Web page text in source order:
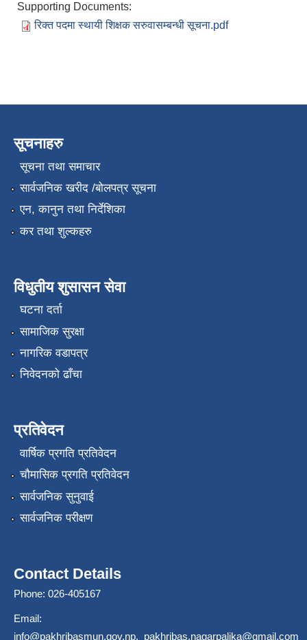
Supporting Documents:
रिक्त पदमा स्थायी शिक्षक सरुवासम्बन्धी सूचना.pdf
सूचनाहरु
सूचना तथा समाचार
सार्वजनिक खरीद /बोलपत्र सूचना
एन, कानुन तथा निर्देशिका
कर तथा शुल्कहरु
विधुतीय शुसासन सेवा
घटना दर्ता
सामाजिक सुरक्षा
नागरिक वडापत्र
निवेदनको ढाँचा
प्रतिवेदन
वार्षिक प्रगति प्रतिवेदन
चौमासिक प्रगति प्रतिवेदन
सार्वजनिक सुनुवाई
सार्वजनिक परीक्षण
Contact Details
Phone: 026-405167
Email:
info@pakhribasmun.gov.np, pakhribas.nagarpalika@gmail.com